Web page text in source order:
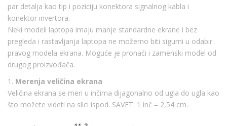
par detalja kao tip i poziciju konektora signalnog kabla i
konektor invertora.
Neki modeli laptopa imaju manje standardne ekrane i bez
pregleda i rastavljanja laptopa ne možemo biti sigurni u odabir
pravog modela ekrana. Moguće je pronaći i zamenski model od
drugog proizvođača.
1. Merenja veličina ekrana
Veličina ekrana se meri u inčima dijagonalno od ugla do ugla kao
što možete videti na slici ispod. SAVET: 1 inč = 2,54 cm.